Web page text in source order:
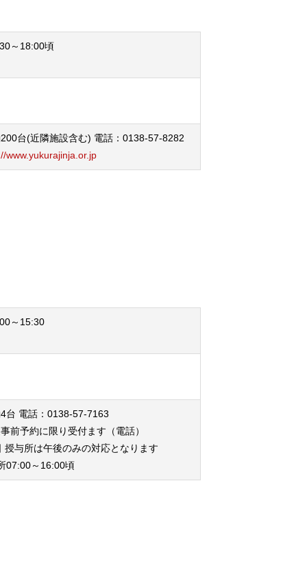
～18:00頃
台(近隣施設含む) 電話：0138-57-8282
www.yukurajinja.or.jp
～15:30
台 電話：0138-57-7163
前予約に限り受付ます（電話）
与所は午後のみの対応となります
07:00～16:00頃